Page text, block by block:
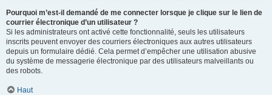
Pourquoi m’est-il demandé de me connecter lorsque je clique sur le lien de
courrier électronique d’un utilisateur ?
Si les administrateurs ont activé cette fonctionnalité, seuls les utilisateurs
inscrits peuvent envoyer des courriers électroniques aux autres utilisateurs
depuis un formulaire dédié. Cela permet d’empêcher une utilisation abusive
du système de messagerie électronique par des utilisateurs malveillants ou
des robots.
Haut